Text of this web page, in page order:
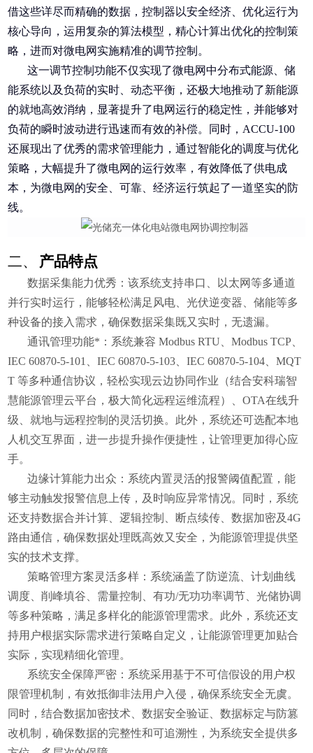
借这些详尽而精确的数据，控制器以安全经济、优化运行为
核心导向，运用复杂的算法模型，精心计算出优化的控制策
略，进而对微电网实施精准的调节控制。
这一调节控制功能不仅实现了微电网中分布式能源、储
能系统以及负荷的实时、动态平衡，还极大地推动了新能源
的就地高效消纳，显著提升了电网运行的稳定性，并能够对
负荷的瞬时波动进行迅速而有效的补偿。同时，ACCU-100
还展现出了优秀的需求管理能力，通过智能化的调度与优化
策略，大幅提升了微电网的运行效率，有效降低了供电成
本，为微电网的安全、可靠、经济运行筑起了一道坚实的防
线。
二、 产品特点
数据采集能力优秀：该系统支持串口、以太网等多通道
并行实时运行，能够轻松满足风电、光伏逆变器、储能等多
种设备的接入需求，确保数据采集既又实时，无遗漏。
通讯管理功能*： 系统兼容 Modbus RTU、Modbus TCP、
IEC 60870-5-101、IEC 60870-5-103、IEC 60870-5-104、MQT
T 等多种通信协议，轻松实现云边协同作业（结合安科瑞智
慧能源管理云平台，极大简化远程运维流程）、OTA在线升
级、就地与远程控制的灵活切换。此外，系统还可选配本地
人机交互界面，进一步提升操作便捷性，让管理更加得心应
手。
边缘计算能力出众： 系统内置灵活的报警阈值配置，能
够主动触发报警信息上传，及时响应异常情况。同时，系统
还支持数据合并计算、逻辑控制、断点续传、数据加密及4G
路由通信，确保数据处理既高效又安全，为能源管理提供坚
实的技术支撑。
策略管理方案灵活多样： 系统涵盖了防逆流、计划曲线
调度、削峰填谷、需量控制、有功/无功功率调节、光储协调
等多种策略，满足多样化的能源管理需求。此外，系统还支
持用户根据实际需求进行策略自定义，让能源管理更加贴合
实际，实现精细化管理。
系统安全保障严密： 系统采用基于不可信假设的用户权
限管理机制，有效抵御非法用户入侵，确保系统安全无虞。
同时，结合数据加密技术、数据安全验证、数据标定与防篡
改机制，确保数据的完整性和可追溯性，为系统安全提供多